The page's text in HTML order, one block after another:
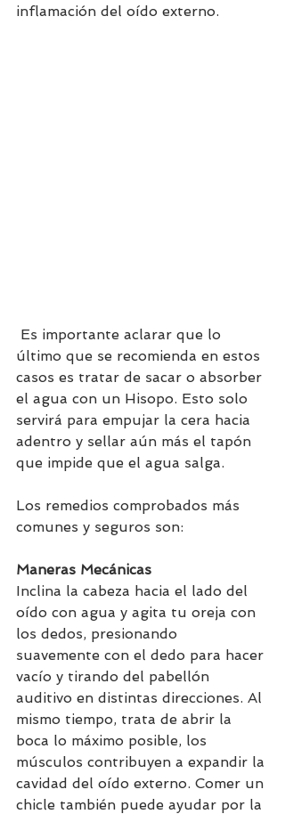
inflamación del oído externo.
último que se recomienda en estos
casos es tratar de sacar o absorber
el agua con un Hisopo. Esto solo
servirá para empujar la cera hacia
adentro y sellar aún más el tapón
que impide que el agua salga.
Los remedios comprobados más
comunes y seguros son:
Maneras Mecánicas
Inclina la cabeza hacia el lado del
oído con agua y agita tu oreja con
los dedos, presionando
suavemente con el dedo para hacer
vacío y tirando del pabellón
auditivo en distintas direcciones. Al
mismo tiempo, trata de abrir la
boca lo máximo posible, los
músculos contribuyen a expandir la
cavidad del oído externo. Comer un
chicle también puede ayudar por la